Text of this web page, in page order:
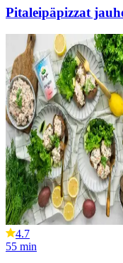
Pitaleipäpizzat
4.7
55 min